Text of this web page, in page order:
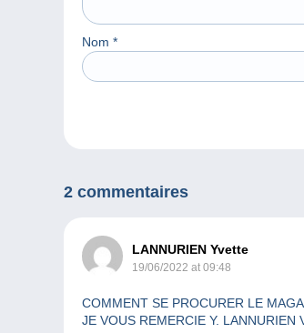
Nom *
2 commentaires
LANNURIEN Yvette
19/06/2022 at 09:48
COMMENT SE PROCURER LE
JE VOUS REMERCIE Y. LANNURIEN